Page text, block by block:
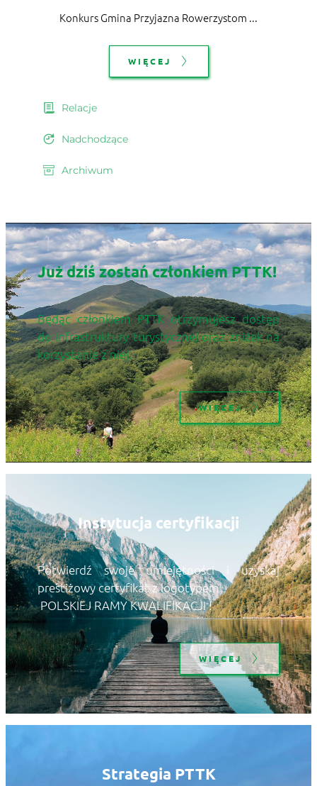
Konkurs Gmina Przyjazna Rowerzystom ...
WIĘCEJ
Relacje
Nadchodzące
Archiwum
Już dziś zostań członkiem PTTK!
Będąc członkiem PTTK otrzymujesz dostęp
do infrastruktury turystycznej oraz zniżek na
korzystanie z niej.
WIĘCEJ
Instytucja certyfikacji
Potwierdź swoje umiejętności i uzyskaj
prestiżowy certyfikat z logotypem
POLSKIEJ RAMY KWALIFIKACJI !
WIĘCEJ
Strategia PTTK